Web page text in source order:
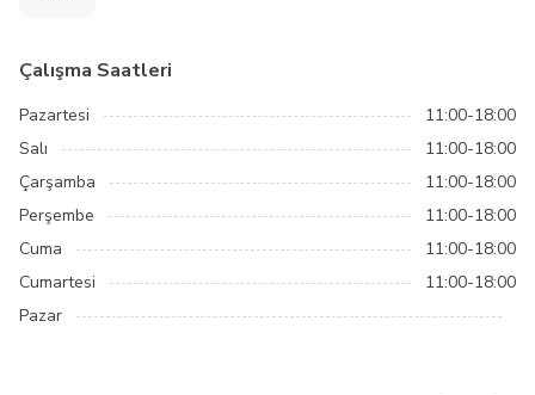
Çalışma Saatleri
Pazartesi
11:00-18:00
Salı
11:00-18:00
Çarşamba
11:00-18:00
Perşembe
11:00-18:00
Cuma
11:00-18:00
Cumartesi
11:00-18:00
Pazar